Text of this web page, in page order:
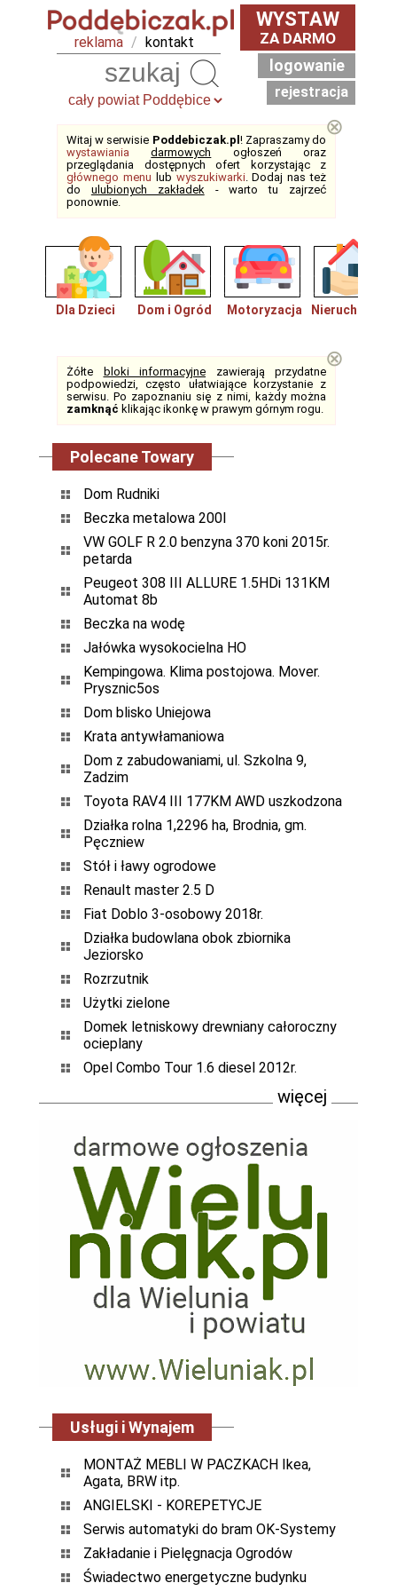
reklama / kontakt
WYSTAW
ZA DARMO
logowanie
rejestracja
Witaj w serwisie Poddebiczak.pl ! Zapraszamy do
wystawiania
darmowych ogłoszeń oraz
przeglądania dostępnych ofert korzystając z
głównego menu lub wyszukiwarki. Dodaj nas też
do ulubionych zakładek- warto tu zajrzeć
ponownie.
⊗
Dla Dzieci Dom i Ogród Motoryzacja
Żółte bloki informacyjne zawierają przydatne
podpowiedzi, często ułatwiające korzystanie z
serwisu. Po zapoznaniu się z nimi, każdy można
zamknąć klikając ikonkę w prawym górnym rogu.
⊗
Polecane Towary
Dom Rudniki
Beczka metalowa 200l
VW GOLF R 2.0 benzyna 370 koni 2015r.
petarda
Peugeot 308 III ALLURE 1.5HDi 131KM
Automat 8b
Beczka na wodę
Jałówka wysokocielna HO
Kempingowa. Klima postojowa. Mover.
Prysznic5os
Dom blisko Uniejowa
Krata antywłamaniowa
Dom z zabudowaniami, ul. Szkolna 9,
Zadzim
Toyota RAV4 III 177KM AWD uszkodzona
Działka rolna 1,2296 ha, Brodnia, gm.
Pęczniew
Stół i ławy ogrodowe
Renault master 2.5 D
Fiat Doblo 3-osobowy 2018r.
Działka budowlana obok zbiornika
Jeziorsko
Rozrzutnik
Użytki zielone
Domek letniskowy drewniany całoroczny
ocieplany
Opel Combo Tour 1.6 diesel 2012r.
więcej
Usługi i Wynajem
MONTAŻ MEBLI W PACZKACH Ikea,
Agata, BRW itp.
ANGIELSKI - KOREPETYCJE
Serwis automatyki do bram OK-Systemy
Zakładanie i Pielęgnacja Ogrodów
Świadectwo energetyczne budynku